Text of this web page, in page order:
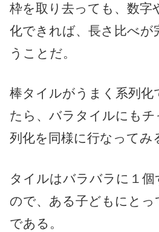
枠を取り去っても、数字
化できれば、長さ比べが
うことだ。
棒タイルがうまく系列化
たら、バラタイルにも
列化を同様に行なってみ
タイルはバラバラに１
ので、ある子どもにとっ
である。